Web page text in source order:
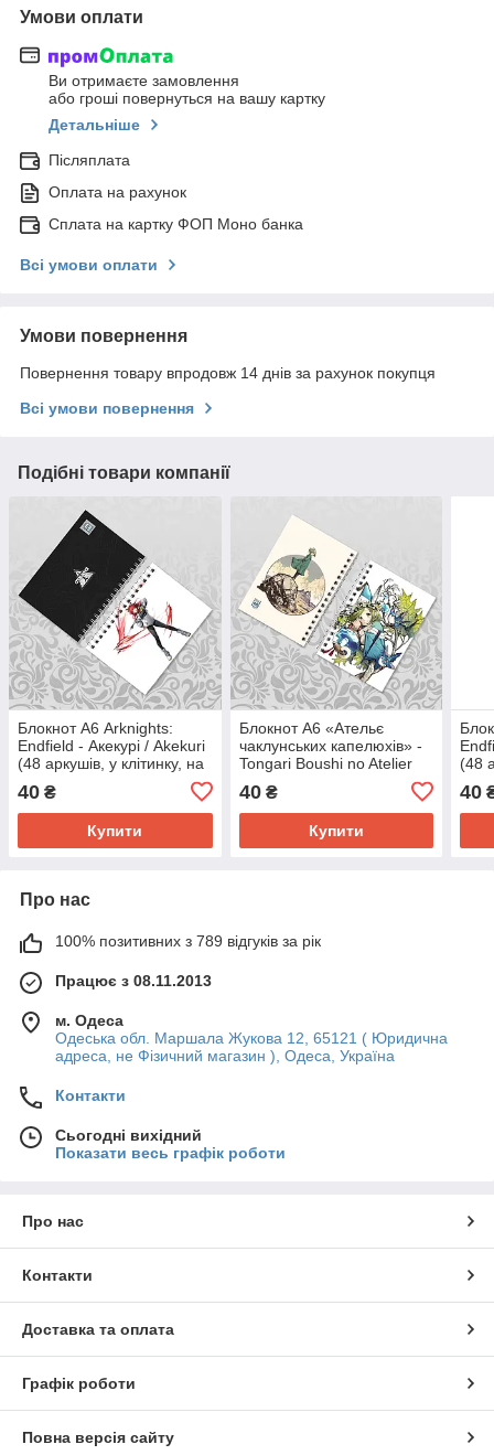
Умови оплати
Ви отримаєте замовлення
або гроші повернуться на вашу картку
Детальніше
Післяплата
Оплата на рахунок
Сплата на картку ФОП Моно банка
Всі умови оплати
Умови повернення
Повернення товару впродовж 14 днів за рахунок покупця
Всі умови повернення
Подібні товари компанії
Блокнот А6 Arknights:
Endfield - Акекурі / Akekuri
(48 аркушів, у клітинку, на
40 ₴
Купити
Блокнот А6 «Ательє
чаклунських капелюхів» -
Tongari Boushi no Atelier
(48 аркушів, у клітинку, на
пружині)
40₴
Купити
(48
40
Про нас
100% позитивних з 789 відгуків за рік
Працює з 08.11.2013
м. Одеса
Одеська обл. Маршала Жукова 12, 65121 ( Юридична
адреса, не Фізичний магазин ), Одеса, Україна
Контакти
Сьогодні вихідний
Показати весь графік роботи
Про нас
Контакти
Доставка та оплата
Графік роботи
Повна версія сайту